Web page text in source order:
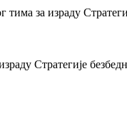
за израду
Стратегије